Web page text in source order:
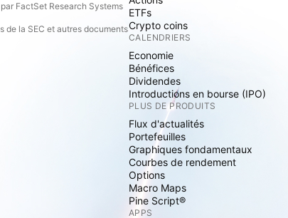
FactSet Research Systems
de la SEC et autres documents
ETFs
Crypto coins
CALENDRIERS
Economie
Bénéfices
Dividendes
Introductions en bourse (IPO)
PLUS DE PRODUITS
Flux d'actualités
Portefeuilles
Graphiques fondamentaux
Courbes de rendement
Options
Macro Maps
Pine Script®
APPS